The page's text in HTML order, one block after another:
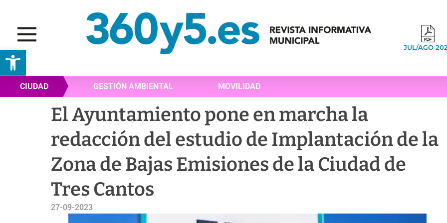
Abrir barra de herramientas JUL/AGO
CIUDAD GESTIÓN AMBIENTAL MOVILIDAD
El Ayuntamiento pone en marcha la
redacción del estudio de Implantación de la
Zona de Bajas Emisiones de la Ciudad de
Tres Cantos
27-09-2023